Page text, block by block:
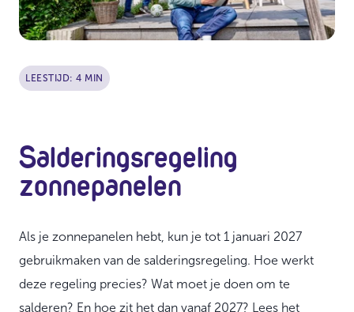
LEESTIJD: 4 MIN
Salderingsregeling
zonnepanelen
Als je zonnepanelen hebt, kun je tot 1 januari 2027
gebruikmaken van de salderingsregeling. Hoe werkt
deze regeling precies? Wat moet je doen om te
salderen? En hoe zit het dan vanaf 2027? Lees het